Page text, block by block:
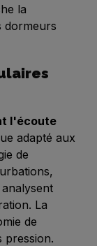
la
dormeurs
l'écoute
adapté aux
de
La
de
pression.